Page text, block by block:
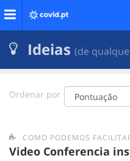
Ideias (de
Ordenar por
COMO PODEMOS FACILITAR
Video Conferencia